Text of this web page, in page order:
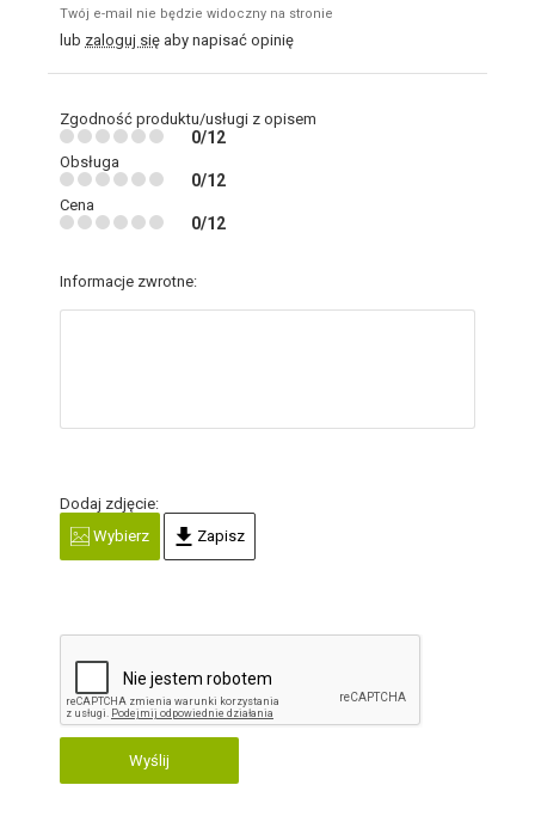
Twój e-mail nie będzie widoczny na stronie
lub zaloguj się aby napisać opinię
Zgodność produktu/usługi z opisem
0/12
Obsługa
0/12
Cena
0/12
Informacje zwrotne:
Dodaj zdjęcie:
Wybierz
Zapisz
Wyślij